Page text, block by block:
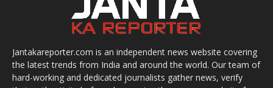
Jantakareporter.com is an independent news website covering
the latest trends from India and around the world. Our team of
hard-working and dedicated journalists gather news, verify